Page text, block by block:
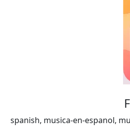
spanish, musica-en-espanol,